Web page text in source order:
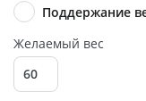
Поддержание
Желаемый вес